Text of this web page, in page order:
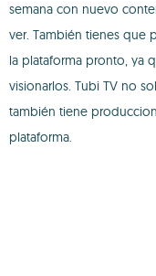
semana con nuevo
ver. También tienes que
la plataforma pronto, ya
visionarlos. Tubi TV no
también tiene
plataforma.